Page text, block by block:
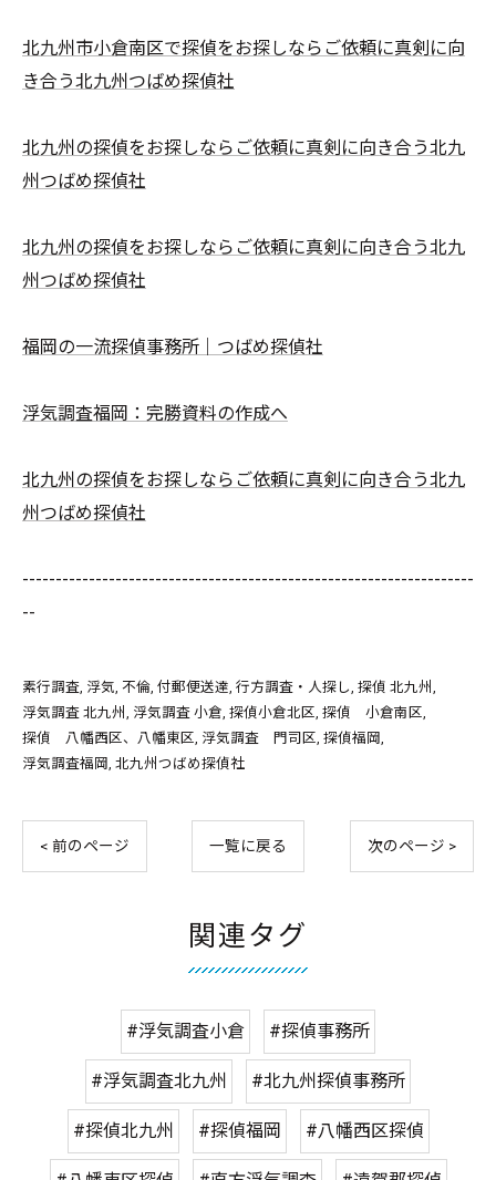
北九州市小倉南区で探偵をお探しならご依頼に真剣に向
き合う北九州つばめ探偵社
北九州の探偵をお探しならご依頼に真剣に向き合う北九
州つばめ探偵社
北九州の探偵をお探しならご依頼に真剣に向き合う北九
州つばめ探偵社
福岡の一流探偵事務所｜つばめ探偵社
浮気調査福岡：完勝資料の作成へ
北九州の探偵をお探しならご依頼に真剣に向き合う北九
州つばめ探偵社
--------------------------------------------------------------------
--
素行調査 浮気 不倫 付郵便送達 行方調査・人探し 探偵 北九州
浮気調査 北九州
浮気調査 小倉 探偵小倉北区 探偵 小倉南区
探偵 八幡西区、八幡東区 浮気調査 門司区 探偵福岡
浮気調査福岡 北九州つばめ探偵社
< 前のページ 一覧に戻る 次のページ >
関連タグ
#浮気調査小倉 #探偵事務所
#浮気調査北九州 #北九州探偵事務所
#探偵北九州 #探偵福岡 #八幡西区探偵